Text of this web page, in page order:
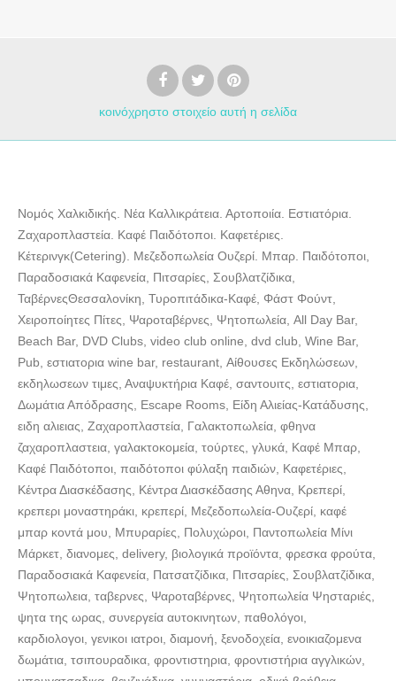
κοινόχρηστο στοιχείο αυτή η σελίδα
Νομός Χαλκιδικής. Νέα Καλλικράτεια. Αρτοποιία. Εστιατόρια.
Ζαχαροπλαστεία. Καφέ Παιδότοποι. Καφετέριες.
Κέτερινγκ(Cetering). Μεζεδοπωλεία Ουζερί. Μπαρ. Παιδότοποι,
Παραδοσιακά Καφενεία, Πιτσαρίες, Σουβλατζίδικα,
ΤαβέρνεςΘεσσαλονίκη, Τυροπιτάδικα-Καφέ, Φάστ Φούντ,
Χειροποίητες Πίτες, Ψαροταβέρνες, Ψητοπωλεία, All Day Bar,
Beach Bar, DVD Clubs, video club online, dvd club, Wine Bar,
Pub, εστιατορια wine bar, restaurant, Αίθουσες Εκδηλώσεων,
εκδηλωσεων τιμες, Αναψυκτήρια Καφέ, σαντουιτς, εστιατορια,
Δωμάτια Απόδρασης, Escape Rooms, Είδη Αλιείας-Κατάδυσης,
ειδη αλιειας, Ζαχαροπλαστεία, Γαλακτοπωλεία, φθηνα
ζαχαροπλαστεια, γαλακτοκομεία, τούρτες, γλυκά, Καφέ Μπαρ,
Καφέ Παιδότοποι, παιδότοποι φύλαξη παιδιών, Καφετέριες,
Κέντρα Διασκέδασης, Κέντρα Διασκέδασης Αθηνα, Κρεπερί,
κρεπερι μοναστηράκι, κρεπερί, Μεζεδοπωλεία-Ουζερί, καφέ
μπαρ κοντά μου, Μπυραρίες, Πολυχώροι, Παντοπωλεία Μίνι
Μάρκετ, διανομες, delivery, βιολογικά προϊόντα, φρεσκα φρούτα,
Παραδοσιακά Καφενεία, Πατσατζίδικα, Πιτσαρίες, Σουβλατζίδικα,
Ψητοπωλεια, ταβερνες, Ψαροταβέρνες, Ψητοπωλεία Ψησταριές,
ψητα της ωρας, συνεργεία αυτοκινητων, παθολόγοι,
καρδιολογοι, γενικοι ιατροι, διαμονή, ξενοδοχεία, ενοικιαζομενα
δωμάτια, τσιπουραδικα, φροντιστηρια, φροντιστήρια αγγλικών,